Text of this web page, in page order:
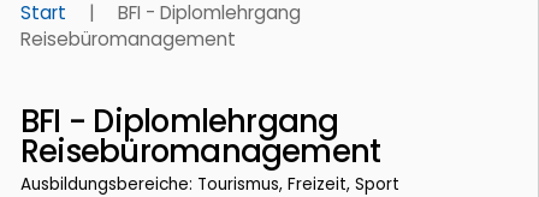
Start |
BFI - Diplomlehrgang
Reisebüromanagement
BFI - Diplomlehrgang
Reisebüromanagement
Ausbildungsbereiche: Tourismus, Freizeit, Sport